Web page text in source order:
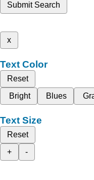
Submit Search
x
Text Color
Reset
Bright
Blues
Text Size
Reset
+
-